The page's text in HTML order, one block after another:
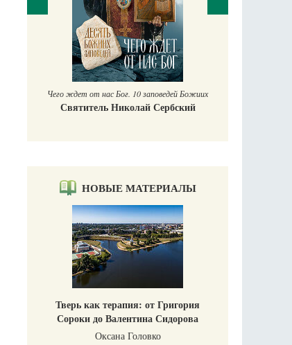
Чего ждет от нас Бог. 10 заповедей Божиих
Святитель Николай Сербский
НОВЫЕ МАТЕРИАЛЫ
Тверь как терапия: от Григория
Сороки до Валентина Сидорова
Оксана Головко